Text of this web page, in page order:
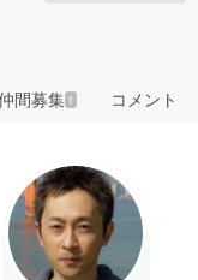
間募集 1 コメント